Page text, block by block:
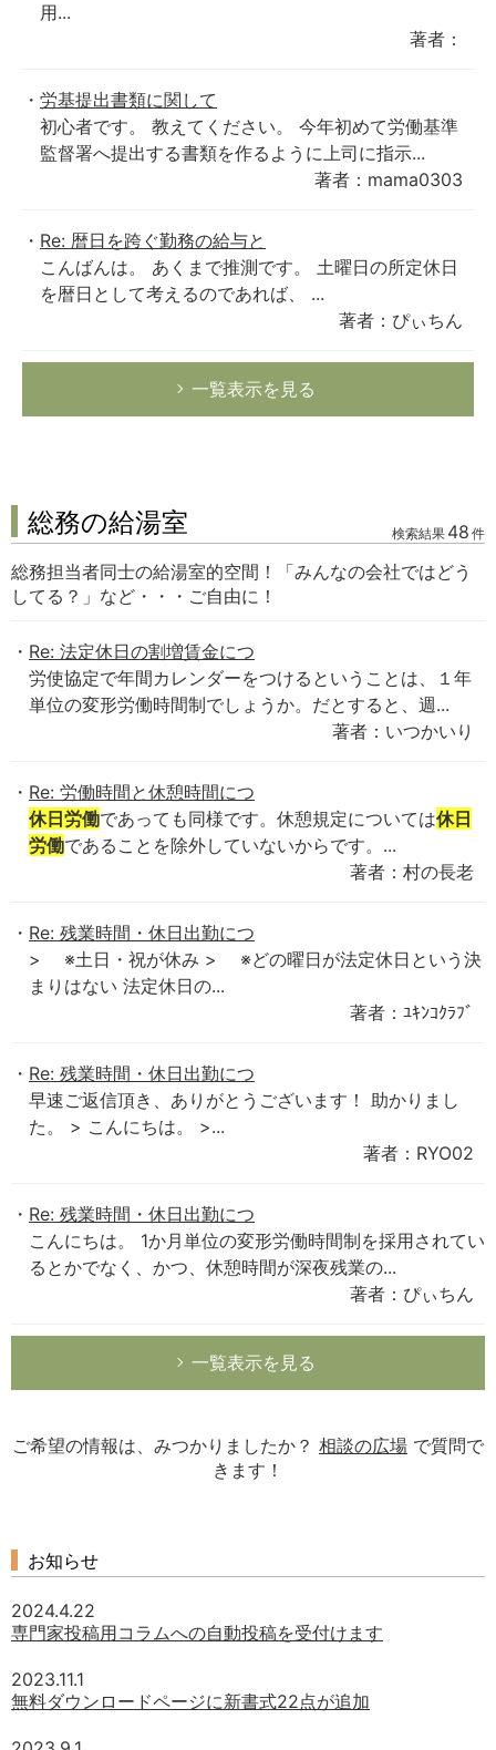
用...
著者：
労基提出書類に関して
初心者です。 教えてください。 今年初めて労働基準
監督署へ提出する書類を作るように上司に指示...
著者：mama0303
Re: 暦日を跨ぐ勤務の給与と
こんばんは。 あくまで推測です。 土曜日の所定休日
を暦日として考えるのであれば、 ...
著者：ぴぃちん
一覧表示を見る
総務の給湯室 検索結果 48 件
総務担当者同士の給湯室的空間！「みんなの会社ではどう
してる？」など・・・ご自由に！
Re: 法定休日の割増賃金につ
労使協定で年間カレンダーをつけるということは、１年
単位の変形労働時間制でしょうか。だとすると、週...
著者：いつかいり
Re: 労働時間と休憩時間につ
休日労働であっても同様です。休憩規定については休日
労働であることを除外していないからです。...
著者：村の長老
Re: 残業時間・休日出勤につ
> ※土日・祝が休み > ※どの曜日が法定休日という決
まりはない 法定休日の...
著者：ﾕｷﾝｺｸﾗﾌﾞ
Re: 残業時間・休日出勤につ
早速ご返信頂き、ありがとうございます！ 助かりまし
た。 > こんにちは。 >...
著者：RYO02
Re: 残業時間・休日出勤につ
こんにちは。 1か月単位の変形労働時間制を採用されてい
るとかでなく、かつ、休憩時間が深夜残業の...
著者：ぴぃちん
一覧表示を見る
ご希望の情報は、みつかりましたか？ 相談の広場 で質問で
きます！
お知らせ
2024.4.22
専門家投稿用コラムへの自動投稿を受付けます
2023.11.1
無料ダウンロードページに新書式22点が追加